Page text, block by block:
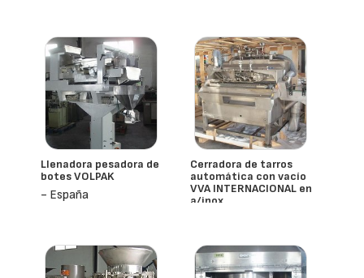
Llenadora pesadora de
botes VOLPAK
- España
Cerradora de tarros
automática con vacío
VVA INTERNACIONAL en
a/inox